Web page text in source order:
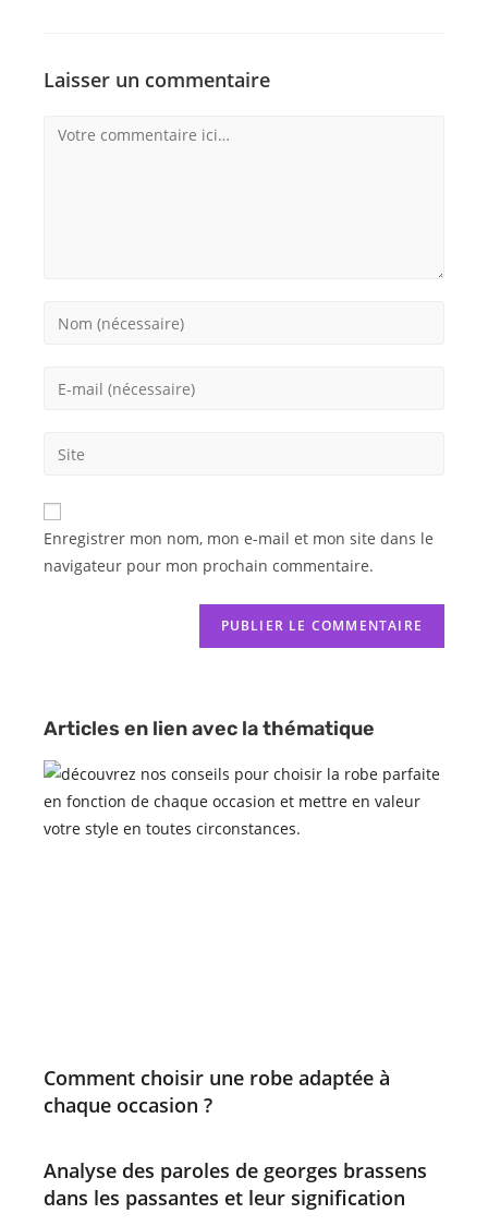
Laisser un commentaire
Enregistrer mon nom, mon e-mail et mon site dans le
navigateur pour mon prochain commentaire.
Articles en lien avec la thématique
Comment choisir une robe adaptée à
chaque occasion ?
Analyse des paroles de georges brassens
dans les passantes et leur signification